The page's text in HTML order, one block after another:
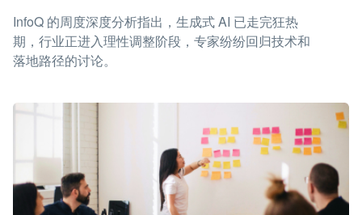
InfoQ 的周度深度分析指出，生成式 AI 已走完狂热
期，行业正进入理性调整阶段，专家纷纷回归技术和
落地路径的讨论。